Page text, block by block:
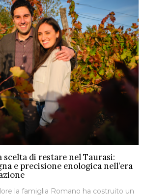
scelta di restare nel Taurasi:
e precisione enologica nell’era
la famiglia Romano ha costruito un